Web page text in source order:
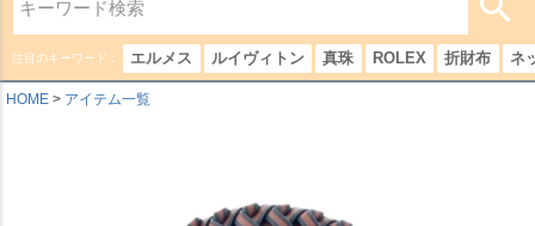
注目のキーワード： エルメス ルイヴィトン 真珠 ROLEX 折財布 ネ
HOME アイテム一覧